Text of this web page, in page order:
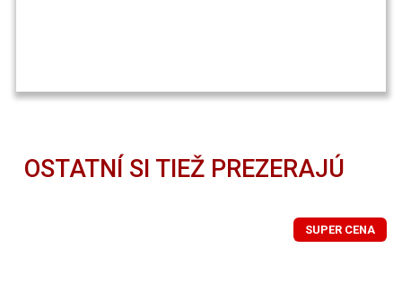
OSTATNÍ SI TIEŽ PREZERAJÚ
SUPER CENA